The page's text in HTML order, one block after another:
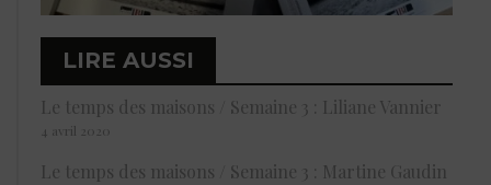
LIRE AUSSI
Le temps des maisons / Semaine 3 : Liliane Vannier
4 avril 2020
Le temps des maisons / Semaine 3 : Martine Gaudin